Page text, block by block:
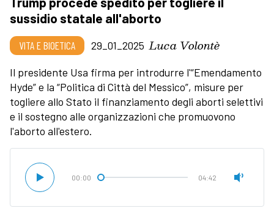
sussidio statale all'aborto
VITA E BIOETICA 29_01_2025 Luca Volontè
Il presidente Usa firma per introdurre l'“Emendamento
Hyde” e la “Politica di Città del Messico”, misure per
togliere allo Stato il finanziamento degli aborti selettivi
e il sostegno alle organizzazioni che promuovono
l'aborto all'estero.
00:00 04:42